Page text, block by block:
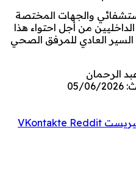
والجهات المختصة
من أجل احتواء هذا
السير العادي للمرفق الصحي
الرحمان